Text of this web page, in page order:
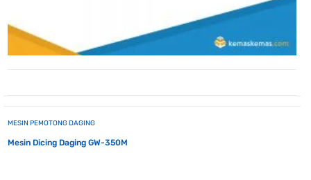
MESIN PEMOTONG DAGING
Mesin Dicing Daging GW-350M